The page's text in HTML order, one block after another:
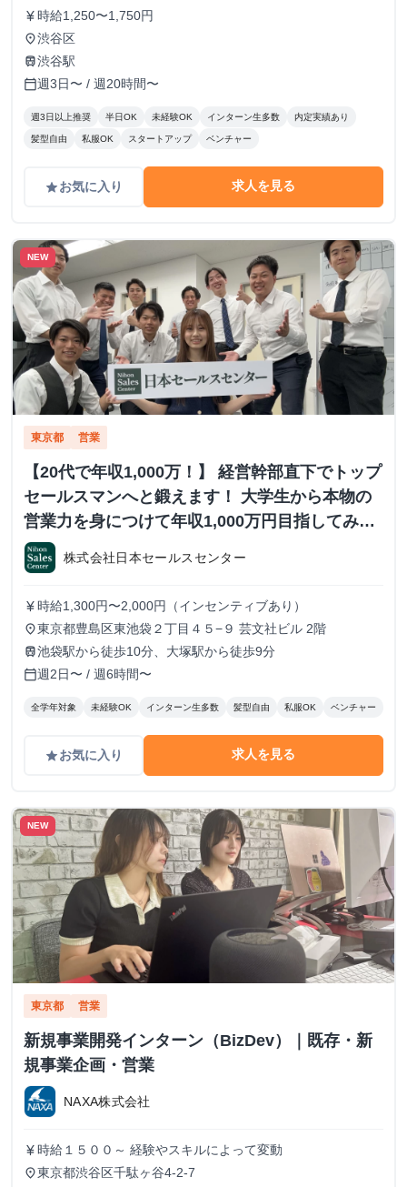
currency_yen 時給1,250〜1,750円
place渋谷区
train渋谷駅
calendar_today週3日〜 / 週20時間〜
週3日以上推奨 半日OK 未経験OK インターン生多数 内定実績あり
髪型自由 私服OK スタートアップ ベンチャー
gradeお気に入り 求人を見る
NEW
東京都 営業
【20代で年収1,000万！】 経営幹部直下でトップ
セールスマンへと鍛えます！ 大学生から本物の
営業力を身につけて年収1,000万円目指してみま
せんか？ ※当社直結内定あり #学歴不問 #未経験
可 #1.2年生可 - 株式会社日本セールスセンター
の長期・有給インターンシップ
株式会社日本セールスセンター
currency_yen 時給1,300円〜2,000円（インセンティブあり）
place東京都豊島区東池袋２丁目４５−９ 芸文社ビル 2階
train池袋駅から徒歩10分、大塚駅から徒歩9分
calendar_today週2日〜 / 週6時間〜
全学年対象 未経験OK インターン生多数 髪型自由 私服OK ベンチャー
gradeお気に入り 求人を見る
NEW
東京都 営業
新規事業開発インターン（BizDev）｜既存・新
規事業企画・営業
NAXA株式会社
currency_yen 時給１５００～ 経験やスキルによって変動
place東京都渋谷区千駄ヶ谷4-2-7